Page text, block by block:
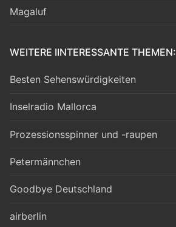
Magaluf
WEITERE IINTERESSANTE THEMEN:
Besten Sehenswürdigkeiten
Inselradio Mallorca
Prozessionsspinner und -raupen
Petermännchen
Goodbye Deutschland
airberlin